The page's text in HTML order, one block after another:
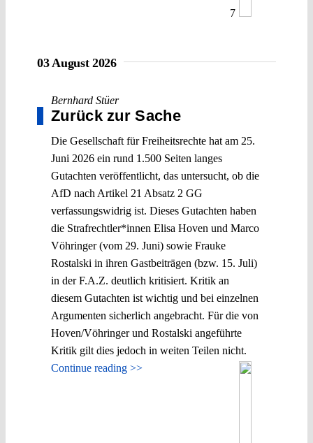
7
03 August 2026
Bernhard Stüer
Zurück zur Sache
Die Gesellschaft für Freiheitsrechte hat am 25.
Juni 2026 ein rund 1.500 Seiten langes
Gutachten veröffentlicht, das untersucht, ob die
AfD nach Artikel 21 Absatz 2 GG
verfassungswidrig ist. Dieses Gutachten haben
die Strafrechtler*innen Elisa Hoven und Marco
Vöhringer (vom 29. Juni) sowie Frauke
Rostalski in ihren Gastbeiträgen (bzw. 15. Juli)
in der F.A.Z. deutlich kritisiert. Kritik an
diesem Gutachten ist wichtig und bei einzelnen
Argumenten sicherlich angebracht. Für die von
Hoven/Vöhringer und Rostalski angeführte
Kritik gilt dies jedoch in weiten Teilen nicht.
Continue reading >>